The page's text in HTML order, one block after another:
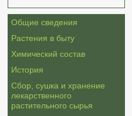
Общие сведения
Растения в быту
Химический состав
История
Сбор, сушка и хранение
лекарственного
растительного сырья